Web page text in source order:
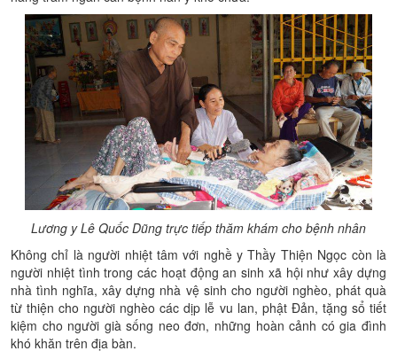
Lương y Lê Quốc Dũng trực tiếp thăm khám cho bệnh nhân
Không chỉ là người nhiệt tâm với nghề y Thầy Thiện Ngọc còn là
người nhiệt tình trong các hoạt động an sinh xã hội như xây dựng
nhà tình nghĩa, xây dựng nhà vệ sinh cho người nghèo, phát quà
từ thiện cho người nghèo các dịp lễ vu lan, phật Đản, tặng sổ tiết
kiệm cho người già sống neo đơn, những hoàn cảnh có gia đình
khó khăn trên địa bàn.